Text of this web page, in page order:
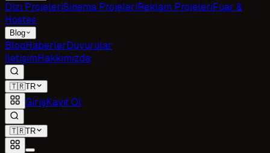
Dizi ProjeleriSinema ProjeleriReklam ProjeleriFuar &
Hostes
Blog
BlogHaberlerDuyurular
İletişimHakkımızda
🇹🇷TR
GirişKayıt Ol
🇹🇷TR